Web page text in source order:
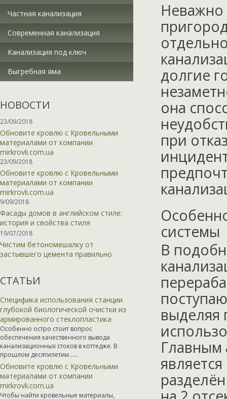
Частная канализация
Современная канализация
Канализация под ключ
Выгребная яма
НОВОСТИ
23/09/2018
Обновите кровлю с Кровельными
материалами от компании
mirkrovli.com.ua
23/09/2018
Обновите кровлю с Кровельными
материалами от компании
mirkrovli.com.ua
9/09/2018
Фасады домов в английском стиле:
история и свойства стиля
19/07/2018
Чистим бетономешалку от
застывшего цемента правильно
СТАТЬИ
Специфика использования станции
глубокой биологической очистки из
армированного стеклопластика
Особенно остро стоит вопрос
обеспечения качественного вывода
канализационных стоков в коттедже. В
прошлом десятилетии…...
Обновите кровлю с Кровельными
материалами от компании
mirkrovli.com.ua
Чтобы найти кровельные материалы,
Неважно
долгие
она
при
системы
В
выделяя
Главным